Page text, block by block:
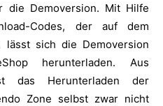
die Demoversion. Mit Hilfe
Codes, der auf dem
lässt sich die Demoversion
herunterladen. Aus
das Herunterladen der
Zone selbst zwar nicht